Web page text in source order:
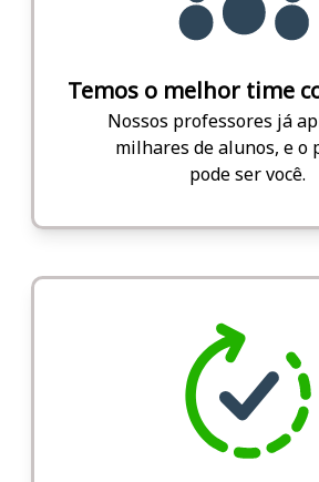
Temos o melhor time
Nossos professores já
milhares de alunos, e o
pode ser você.